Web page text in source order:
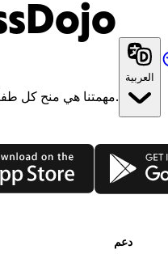
مهمتنا هي منح كل طفل تعليمًا يحبه.
العربية
Google Play
دعم